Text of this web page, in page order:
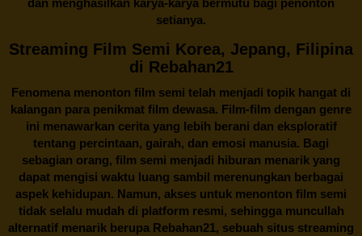
setianya.
Streaming Film Semi Korea, Jepang, Filipina
di Rebahan21
Fenomena menonton film semi telah menjadi topik hangat di
kalangan para penikmat film dewasa. Film-film dengan genre
ini menawarkan cerita yang lebih berani dan eksploratif
tentang percintaan, gairah, dan emosi manusia. Bagi
sebagian orang, film semi menjadi hiburan menarik yang
dapat mengisi waktu luang sambil merenungkan berbagai
aspek kehidupan. Namun, akses untuk menonton film semi
tidak selalu mudah di platform resmi, sehingga muncullah
alternatif menarik berupa Rebahan21, sebuah situs streaming